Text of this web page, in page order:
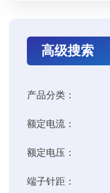
高级搜索
产品分类：
额定电流：
额定电压：
端子针距：